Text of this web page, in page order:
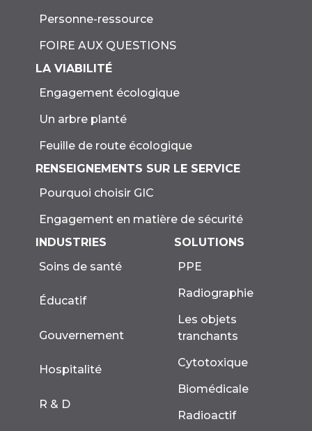
Personne-ressource
FOIRE AUX QUESTIONS
LA VIABILITÉ
Engagement écologique
Un arbre planté
Feuille de route écologique
RENSEIGNEMENTS SUR LE SERVICE
Pourquoi choisir GIC
Engagement en matière de sécurité
INDUSTRIES
Soins de santé
Éducatif
Gouvernement
Hospitalité
R & D
SOLUTIONS
PPE
Radiographie
Les objets
tranchants
Cytotoxique
Biomédicale
Radioactif